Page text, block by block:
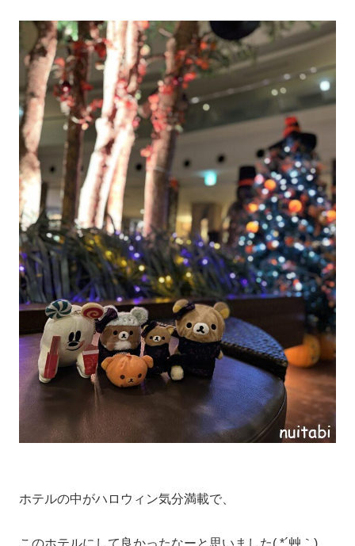
ホテルの中がハロウィン気分満載で、
このホテルにして良かったなーと思いました( *´艸｀)